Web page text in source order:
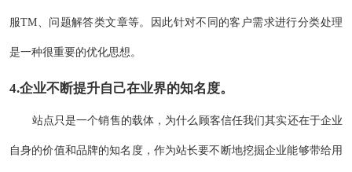
服TM、问题解答类文章等。因此针对不同的客户需求进行分类处理
是一种很重要的优化思想。
4.企业不断提升自己在业界的知名度。
站点只是一个销售的载体，为什么顾客信任我们其实还在于企业
自身的价值和品牌的知名度，作为站长要不断地挖掘企业能够带给用